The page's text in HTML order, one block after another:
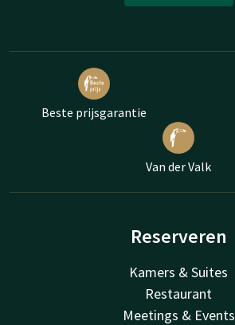
Beste prijsgarantie
Van der Valk
Reserveren
Kamers & Suites
Restaurant
Meetings & Events